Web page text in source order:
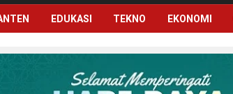
EDUKASI TEKNO EKONOMI